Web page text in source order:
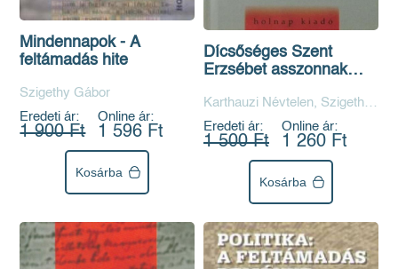
Mindennapok - A
feltámadás hite
Szigethy Gábor
Eredeti ár:
1 900 Ft
Online ár:
1 596 Ft
Kosárba
Dícsőséges Szent
Erzsébet asszonnak
Karthauzi Névtelen, Szigethy
Gábor
Eredeti ár:
1 500 Ft
Online ár:
1 260 Ft
Kosárba